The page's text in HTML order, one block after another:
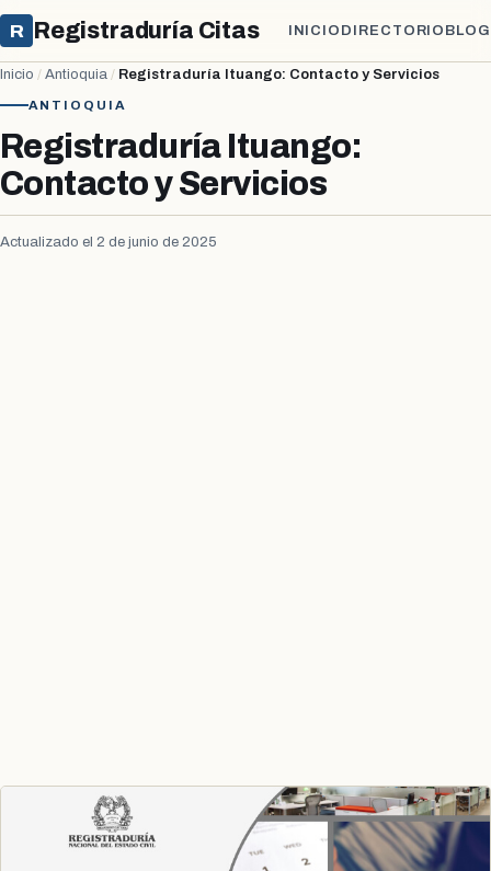
R Registraduría Citas INICIO DIRECTORIO BLOG
Inicio / Antioquia / Registraduría Ituango: Contacto y Servicios
ANTIOQUIA
Registraduría Ituango:
Contacto y Servicios
Actualizado el 2 de junio de 2025